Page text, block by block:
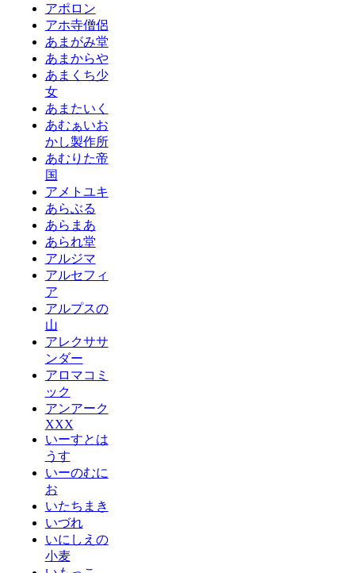
アポロン
アホ寺僧侶
あまがみ堂
あまからや
あまくち少
女
あまたいく
あむぁいお
かし製作所
あむりた帝
国
アメトユキ
あらぶる
あらまあ
あられ堂
アルジマ
アルセフィ
ア
アルプスの
山
アレクササ
ンダー
アロマコミ
ック
アンアーク
XXX
いーすとは
うす
いーのむに
お
いたちまき
いづれ
いにしえの
小麦